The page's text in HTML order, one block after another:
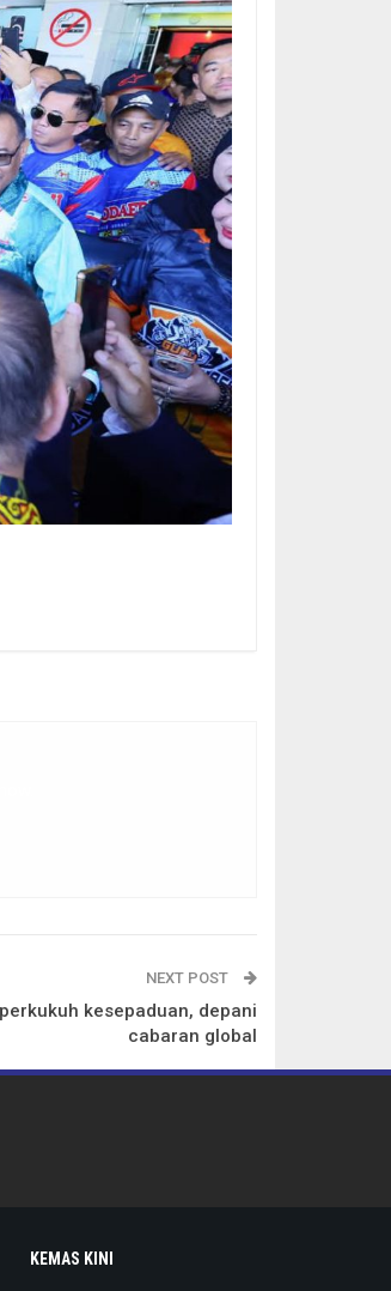
NEXT POST
kesepaduan, depani
cabaran global
KEMAS KINI